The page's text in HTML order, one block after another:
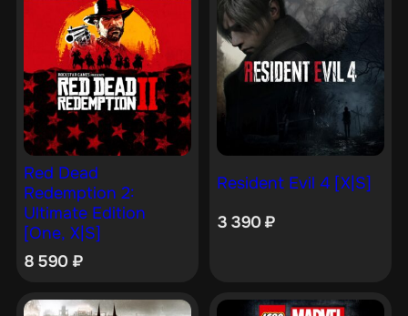
Red Dead
Redemption 2:
Ultimate Edition
[One, X|S]
8 590 ₽
Resident Evil 4 [X|S]
3 390₽